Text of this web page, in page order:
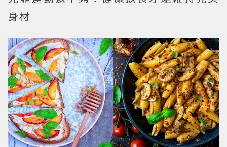
身材